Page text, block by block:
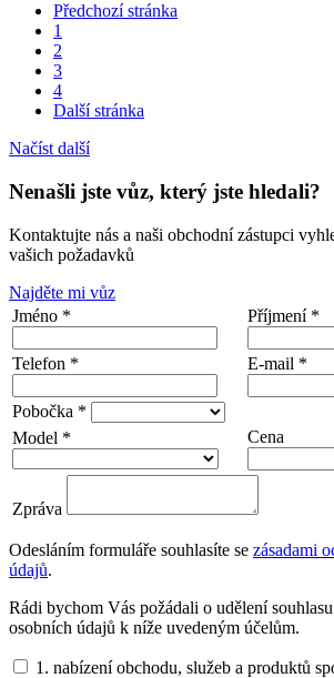
Předchozí stránka
1
2
3
4
Další stránka
Načíst další
Nenašli jste vůz, který jste hledali?
Kontaktujte nás a naši obchodní zástupci
vašich požadavků
Najděte mi vůz
Jméno *
Příjmení *
Telefon * E-mail *
Pobočka *
Model *
Cena
Zpráva
Odesláním formuláře souhlasíte se zásadami
údajů.
Rádi bychom Vás požádali o udělení
osobních údajů k níže uvedeným účelům.
1. nabízení obchodu, služeb a produktů